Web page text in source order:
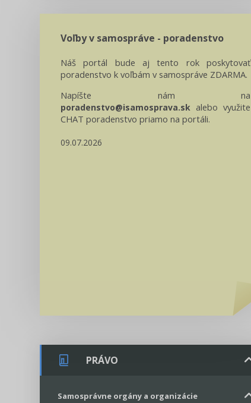
Voľby v samospráve - poradenstvo
Náš portál bude aj tento rok poskytovať
poradenstvo k voľbám v samospráve ZDARMA.
Napíšte nám na
poradenstvo@isamosprava.sk alebo využite
CHAT poradenstvo priamo na portáli.
09.07.2026
PRÁVO
Samosprávne orgány a organizácie